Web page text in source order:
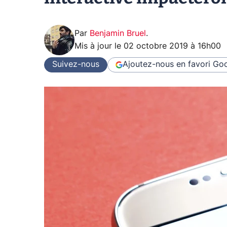
Par Benjamin Bruel.
Mis à jour le 02 octobre 2019 à 16h00
Suivez-nous Ajoutez-nous en favori